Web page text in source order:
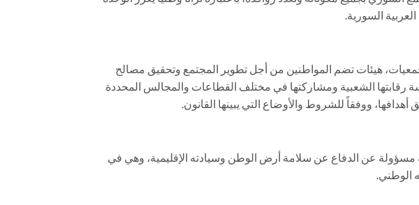
السورية.
هيئات تضم المواطنين من أجل تطوير المجتمع وتحقيق مصالح
رقابتها الشعبية ومشاركتها في مختلف القطاعات والمجالس المحددة
ووفقاً للشروط والأوضاع التي يبينها القانون.
عن الدفاع عن سلامة أرض الوطن وسيادته الإقليمية، وهي في
الوطني.